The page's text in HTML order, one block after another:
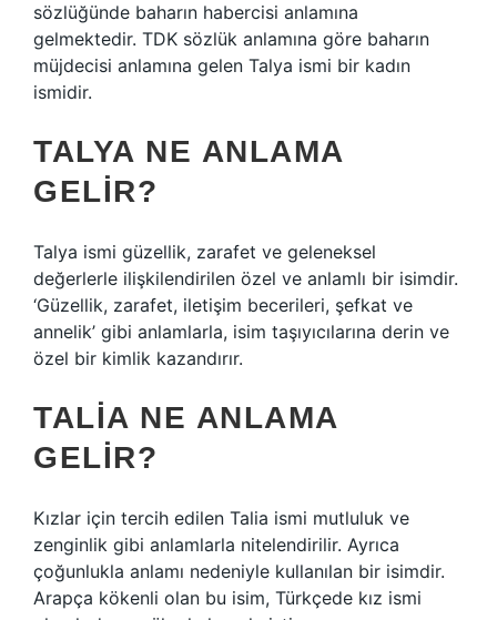
sözlüğünde baharın habercisi anlamına
gelmektedir. TDK sözlük anlamına göre baharın
müjdecisi anlamına gelen Talya ismi bir kadın
ismidir.
TALYA NE ANLAMA
GELIR?
Talya ismi güzellik, zarafet ve geleneksel
değerlerle ilişkilendirilen özel ve anlamlı bir isimdir.
‘Güzellik, zarafet, iletişim becerileri, şefkat ve
annelik’ gibi anlamlarla, isim taşıyıcılarına derin ve
özel bir kimlik kazandırır.
TALIA NE ANLAMA
GELIR?
Kızlar için tercih edilen Talia ismi mutluluk ve
zenginlik gibi anlamlarla nitelendirilir. Ayrıca
çoğunlukla anlamı nedeniyle kullanılan bir isimdir.
Arapça kökenli olan bu isim, Türkçede kız ismi